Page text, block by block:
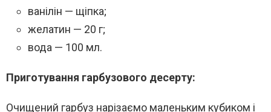
ванілін — щіпка;
желатин — 20 г;
вода — 100 мл.
Приготування гарбузового десерту:
Очищений гарбуз нарізаємо маленьким кубиком і